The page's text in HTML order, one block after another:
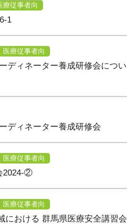
療従事者向
1
医療従事者向
ィネーター養成研修会につい
ディネーター養成研修会
医療従事者向
2024-②
医療従事者向
における 群馬県医療安全講習会